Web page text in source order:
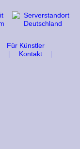
Für Künstler
Kontakt